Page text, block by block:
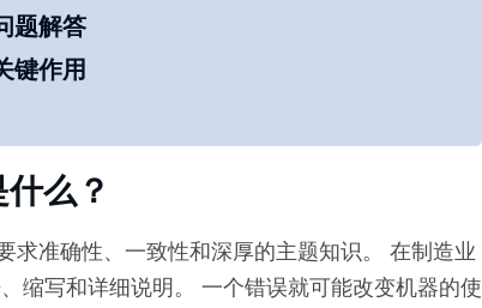
题解答
键作用
么？
求准确性、一致性和深厚的主题知识。 在制造业
缩写和详细说明。 一个错误就可能改变机器的使